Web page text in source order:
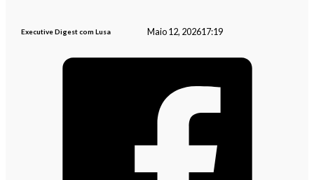
Executive Digest com Lusa Maio 12, 202617:19